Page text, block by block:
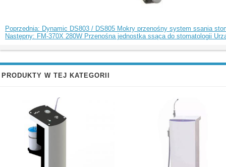
Poprzednia: Dynamic DS803 / DS805 Mokry przenośny system ssania
Następny: FM-370X 280W Przenośna jednostka ssąca do stomatologii
PRODUKTY W TEJ KATEGORII